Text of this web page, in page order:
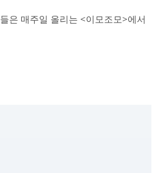
은 매주일 올리는 <이모조모>에서